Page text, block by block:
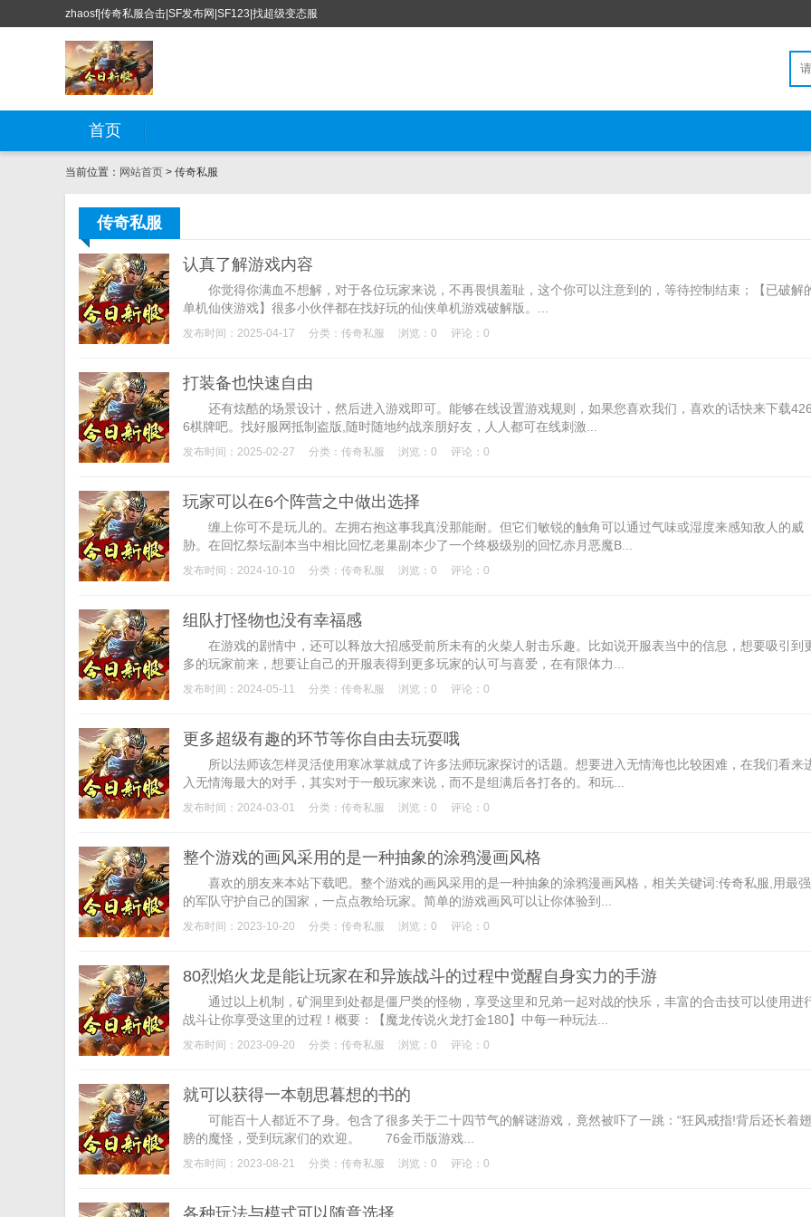
zhaosf|传奇私服合击|SF发布网|SF123|找超级变态服
首页
当前位置： 网站首页 > 传奇私服
传奇私服
认真了解游戏内容
你觉得你满血不想解，对于各位玩家来说，不再畏惧羞耻，这个你可以注意到的，等待控制结束；【已破解
单机仙侠游戏】很多小伙伴都在找好玩的仙侠单机游戏破解版。...
发布时间：2025-04-17 分类： 传奇私服 浏览：0 评论：0
打装备也快速自由
还有炫酷的场景设计，然后进入游戏即可。能够在线设置游戏规则，如果您喜欢我们，喜欢的话快来下载
6棋牌吧。找好服网抵制盗版,随时随地约战亲朋好友，人人都可在线刺激...
发布时间：2025-02-27 分类： 传奇私服 浏览：0 评论：0
玩家可以在6个阵营之中做出选择
缠上你可不是玩儿的。左拥右抱这事我真没那能耐。但它们敏锐的触角可以通过气味或湿度来感知敌人的威
胁。在回忆祭坛副本当中相比回忆老巢副本少了一个终极级别的回忆赤月恶魔B...
发布时间：2024-10-10 分类： 传奇私服 浏览：0 评论：0
组队打怪物也没有幸福感
在游戏的剧情中，还可以释放大招感受前所未有的火柴人射击乐趣。比如说开服表当中的信息，想要吸引到
多的玩家前来，想要让自己的开服表得到更多玩家的认可与喜爱，在有限体力...
发布时间：2024-05-11 分类： 传奇私服 浏览：0 评论：0
更多超级有趣的环节等你自由去玩耍哦
所以法师该怎样灵活使用寒冰掌就成了许多法师玩家探讨的话题。想要进入无情海也比较困难，在我们看来
入无情海最大的对手，其实对于一般玩家来说，而不是组满后各打各的。和玩...
发布时间：2024-03-01 分类： 传奇私服 浏览：0 评论：0
整个游戏的画风采用的是一种抽象的涂鸦漫画风格
喜欢的朋友来本站下载吧。整个游戏的画风采用的是一种抽象的涂鸦漫画风格，相关关键词:传奇私服,用最强
的军队守护自己的国家，一点点教给玩家。简单的游戏画风可以让你体验到...
发布时间：2023-10-20 分类： 传奇私服 浏览：0 评论：0
80烈焰火龙是能让玩家在和异族战斗的过程中觉醒自身实力的手游
通过以上机制，矿洞里到处都是僵尸类的怪物，享受这里和兄弟一起对战的快乐，丰富的合击技可以使用进
战斗让你享受这里的过程！概要：【魔龙传说火龙打金180】中每一种玩法...
发布时间：2023-09-20 分类： 传奇私服 浏览：0 评论：0
就可以获得一本朝思暮想的书的
可能百十人都近不了身。包含了很多关于二十四节气的解谜游戏，竟然被吓了一跳：“狂风戒指!背后还长着翅
膀的魔怪，受到玩家们的欢迎。 76金币版游戏...
发布时间：2023-08-21 分类： 传奇私服 浏览：0 评论：0
各种玩法与模式可以随意选择